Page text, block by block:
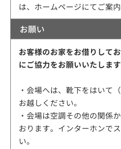
は、ホームページにてご案内
お願い
お客様のお家をお借りして
にご協力をお願いいたします
・会場へは、靴下をはいて
お越しください。
・会場は空調その他の関係
おります。インターホンで
い。